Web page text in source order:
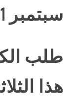
سبتمبر 2011 (ZENIT.org).
طلب
هذا